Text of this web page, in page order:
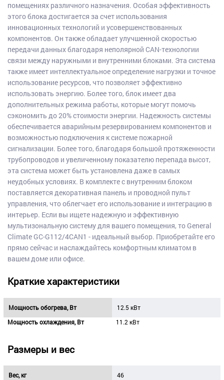
помещениях различного назначения. Особая эффективность
этого блока достигается за счет использования
инновационных технологий и усовершенствованных
компонентов. Он также обладает улучшенной скоростью
передачи данных благодаря неполярной CAN-технологии
связи между наружными и внутренними блоками. Эта система
также имеет интеллектуальное определение нагрузки и точное
использование ресурсов, что позволяет эффективно
использовать энергию. Более того, блок имеет два
дополнительных режима работы, которые могут помочь
сэкономить до 20% стоимости энергии. Надежность системы
обеспечивается аварийным резервированием компонентов и
возможностью подключения к системе пожарной
сигнализации. Более того, благодаря большой протяженности
трубопроводов и увеличенному показателю перепада высот,
эта система может быть установлена даже в самых
неудобных условиях. В комплекте с внутренним блоком
поставляется декоративная панель и проводной пульт
управления, что облегчает его использование и интеграцию в
интерьер. Если вы ищете надежную и эффективную
мультизональную систему для вашего помещения, то General
Climate GC-G112/4CAN1 - идеальный выбор. Приобретайте его
прямо сейчас и наслаждайтесь комфортным климатом в
вашем доме или офисе.
Краткие характеристики
Мощность обогрева, Вт
12.5 кВт
Мощность охлаждения, Вт
11.2 кВт
Размеры и вес
Вес, кг
46